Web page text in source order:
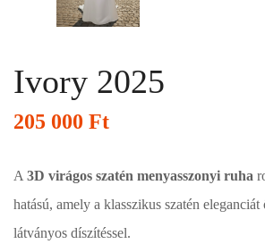
Ivory 2025
205 000 Ft
A 3D virágos szatén menyasszonyi ruha
hatású, amely a klasszikus szatén
látványos díszítéssel.